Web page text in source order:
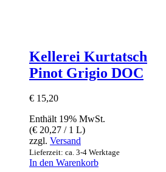
Kellerei Kurtatsch
Pinot Grigio DOC
€ 15,20
Enthält 19% MwSt.
(€ 20,27 / 1 L)
zzgl. Versand
Lieferzeit: ca. 3-4 Werktage
In den Warenkorb